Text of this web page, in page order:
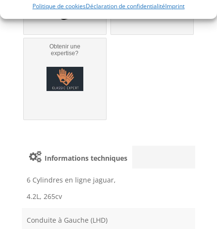
Politique de cookiesDéclaration de confidentialitéImprint
Obtenir une
expertise?
Informations techniques
6 Cylindres en ligne jaguar,
4.2L, 265cv
Conduite à Gauche (LHD)